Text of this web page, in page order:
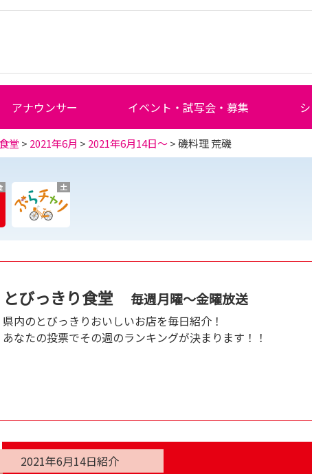
アナウンサー イベント・試写会・募集
堂 > 2021年6月 > 2021年6月14日～> 磯料理 荒磯
土
とびっきり食堂 毎週月曜～金曜放送
県内のとびっきりおいしいお店を毎日紹介！
あなたの投票でその週のランキングが決まります！！
2021年6月14日紹介